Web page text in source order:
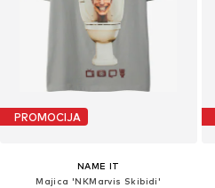
PROMOCIJA
NAME IT
Majica 'NKMarvis Skibidi'